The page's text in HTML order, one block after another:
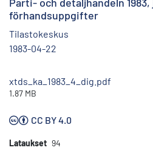
Parti- och detaljhandeln
förhandsuppgifter
Tilastokeskus
1983-04-22
xtds_ka_1983_4_dig.pdf
1.87 MB
CC BY 4.0
Lataukset 94